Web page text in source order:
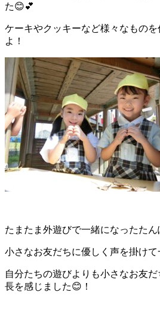
た😊💕
ケーキやクッキーなど様々なもの
よ！
たまたま外遊びで一緒になったた
小さなお友だちに優しく声を掛け
自分たちの遊びよりも小さなお友
長を感じました😊！